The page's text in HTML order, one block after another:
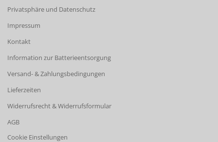
Privatsphäre und Datenschutz
Impressum
Kontakt
Information zur Batterieentsorgung
Versand- & Zahlungsbedingungen
Lieferzeiten
Widerrufsrecht & Widerrufsformular
AGB
Cookie Einstellungen